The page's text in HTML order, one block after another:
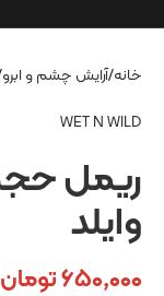
خانه آرایش چشم و ابرو
WET N WILD
وایلد
۶۵۰,۰۰۰تومان